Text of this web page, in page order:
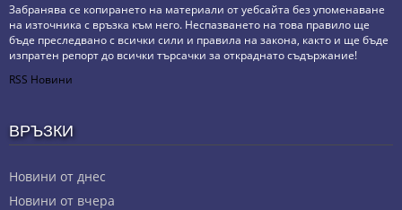
Забранява се копирането на материали от уебсайта без упоменаване
на източника с връзка към него. Неспазването на това правило ще
бъде преследвано с всички сили и правила на закона, както и ще бъде
изпратен репорт до всички търсачки за откраднато съдържание!
RSS Новини
ВРЪЗКИ
Новини от днес
Новини от вчера